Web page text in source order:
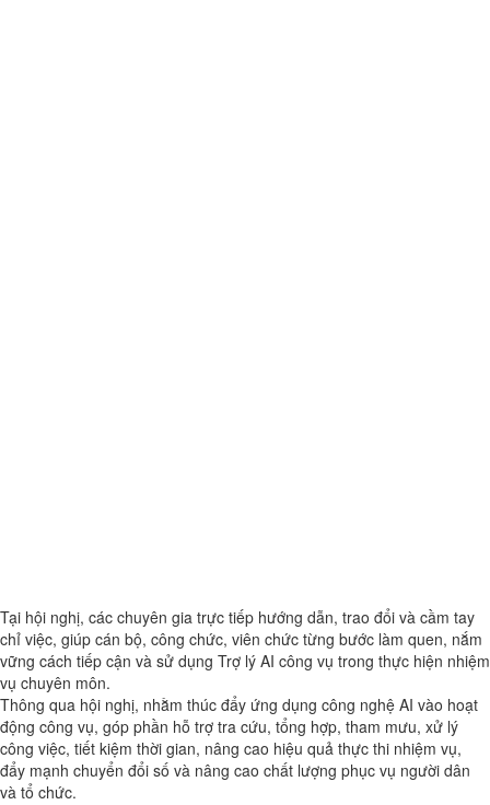
Tại hội nghị, các chuyên gia trực tiếp hướng dẫn, trao đổi và cầm tay
chỉ việc, giúp cán bộ, công chức, viên chức từng bước làm quen, nắm
vững cách tiếp cận và sử dụng Trợ lý AI công vụ trong thực hiện nhiệm
vụ chuyên môn.
Thông qua hội nghị, nhằm thúc đẩy ứng dụng công nghệ AI vào hoạt
động công vụ, góp phần hỗ trợ tra cứu, tổng hợp, tham mưu, xử lý
công việc, tiết kiệm thời gian, nâng cao hiệu quả thực thi nhiệm vụ,
đẩy mạnh chuyển đổi số và nâng cao chất lượng phục vụ người dân
và tổ chức.